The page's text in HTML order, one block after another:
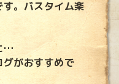
。バスタイム楽
…
がおすすめで